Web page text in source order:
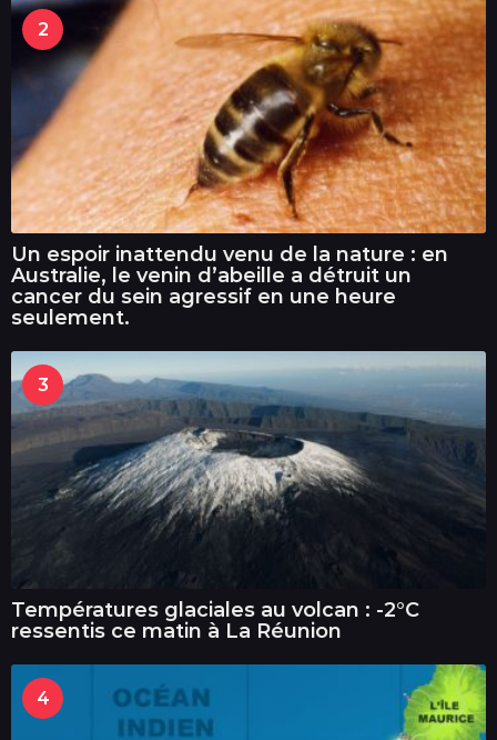
2
Un espoir inattendu venu de la nature : en
Australie, le venin d’abeille a détruit un
cancer du sein agressif en une heure
seulement.
3
Températures glaciales au volcan : -2°C
ressentis ce matin à La Réunion
4